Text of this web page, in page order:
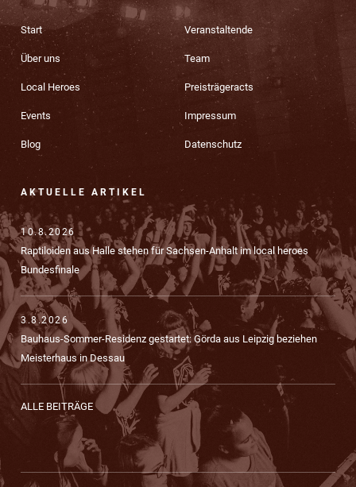
Start
Über uns
Local Heroes
Events
Blog
Veranstaltende
Team
Preisträgeracts
Impressum
Datenschutz
AKTUELLE ARTIKEL
10.8.2026
Raptiloiden aus Halle stehen für Sachsen-Anhalt im local heroes
Bundesfinale
3.8.2026
Bauhaus-Sommer-Residenz gestartet: Görda aus Leipzig beziehen
Meisterhaus in Dessau
ALLE BEITRÄGE